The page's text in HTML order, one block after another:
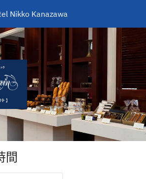
Nikko Kanazawa
間